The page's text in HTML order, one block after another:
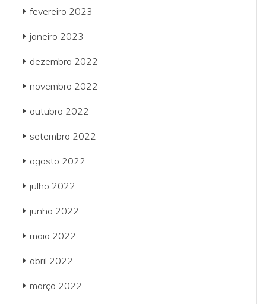
fevereiro 2023
janeiro 2023
dezembro 2022
novembro 2022
outubro 2022
setembro 2022
agosto 2022
julho 2022
junho 2022
maio 2022
abril 2022
março 2022